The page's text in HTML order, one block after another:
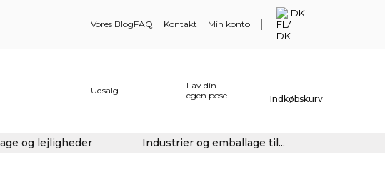
Vores BlogFAQ Kontakt Min konto
DK
Udsalg
Lav din
egen pose
Indkøbskurv
og lejligheder Industrier og emballage til...